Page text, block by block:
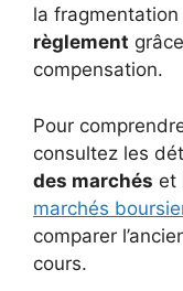
la
règlement
compensation.
Pour
consultez les
des marchés et
marchés
comparer
cours.